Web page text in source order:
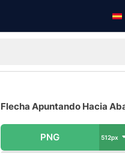
Flecha Apuntando Hacia
PNG 512px